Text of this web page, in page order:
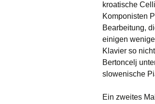
kroatische
Komponisten
Bearbeitung,
einigen
Klavier so
Bertoncelj
slowenische
Ein zweites